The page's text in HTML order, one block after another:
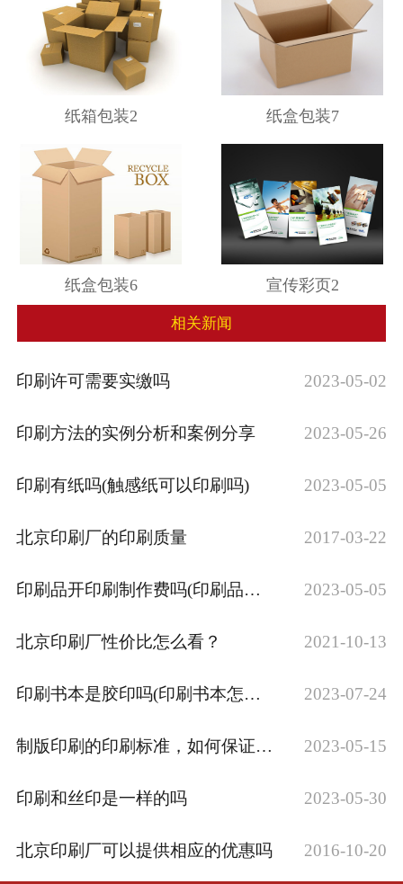
纸箱包装2 纸盒包装7
纸盒包装6 宣传彩页2
相关新闻
印刷许可需要实缴吗 2023-05-02
印刷方法的实例分析和案例分享 2023-05-26
印刷有纸吗(触感纸可以印刷吗) 2023-05-05
北京印刷厂的印刷质量 2017-03-22
印刷品开印刷制作费吗(印刷品制作费属于服··· 2023-05-05
北京印刷厂性价比怎么看？ 2021-10-13
印刷书本是胶印吗(印刷书本怎么收费) 2023-07-24
制版印刷的印刷标准，如何保证制版印刷品的··· 2023-05-15
印刷和丝印是一样的吗 2023-05-30
北京印刷厂可以提供相应的优惠吗 2016-10-20